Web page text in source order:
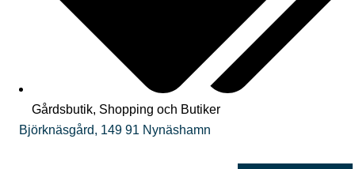
Gårdsbutik, Shopping och Butiker
Björknäsgård, 149 91 Nynäshamn